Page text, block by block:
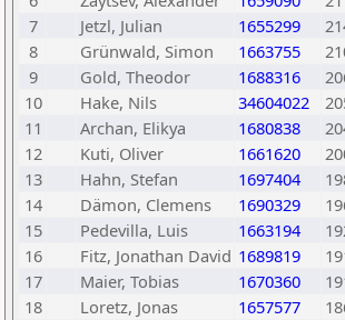
7
Jetzl, Julian 1655299
8
Grünwald, Simon 1663755
9
Gold, Theodor 1688316
10
Hake, Nils 34604022
11
Archan, Elikya 1680838
12
Kuti, Oliver 1661620
13
Hahn, Stefan 1697404
14
Dämon, Clemens 1690329
15
Pedevilla, Luis 1663194
16
Fitz, Jonathan David 1689819
17
Maier, Tobias 1670360
18
Loretz, Jonas 1657577